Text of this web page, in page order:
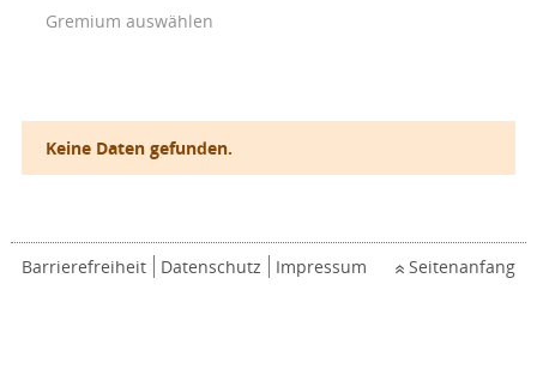
Gremium auswählen
Keine Daten gefunden.
Barrierefreiheit Datenschutz Impressum Seitenanfang